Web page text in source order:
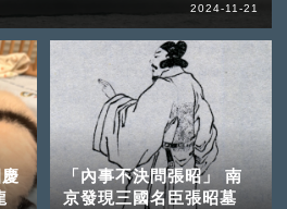
2024-11-21
「內事不決問張昭」 南
京發現三國名臣張昭墓